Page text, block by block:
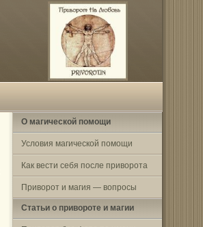
О магической помощи
Условия магической помощи
Как вести себя после приворота
Приворот и магия — вопросы
Статьи о привороте и магии